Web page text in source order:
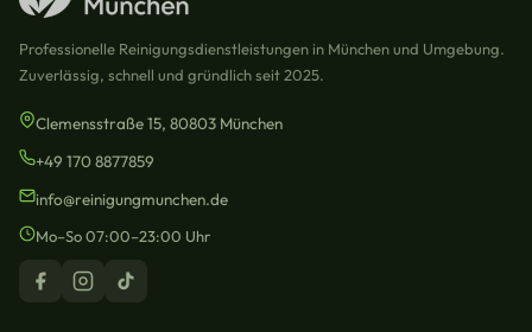
Professionelle Reinigungsdienstleistungen in München und Umgebung.
Zuverlässig, schnell und gründlich seit 2025.
Clemensstraße 15, 80803 München
+49 170 8877859
info@reinigungmunchen.de
Mo–So 07:00–23:00 Uhr